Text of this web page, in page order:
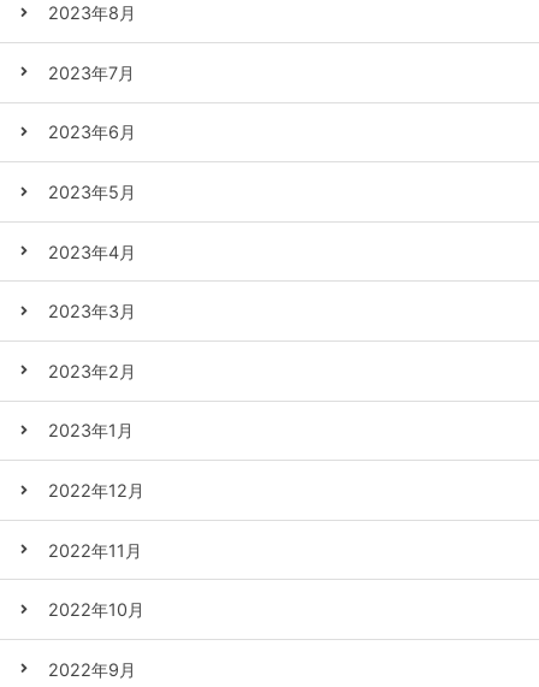
2023年8月
2023年7月
2023年6月
2023年5月
2023年4月
2023年3月
2023年2月
2023年1月
2022年12月
2022年11月
2022年10月
2022年9月